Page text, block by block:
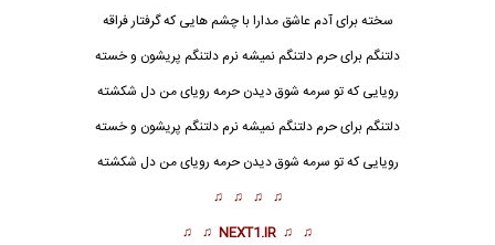
سخته برای آدم عاشق مدارا با چشم هایی که گرفتار فراقه
دلتنگم برای حرم دلتنگم نمیشه نرم دلتنگم پریشون و خسته
رویایی که تو سرمه شوق دیدن حرمه رویای من دل شکشته
دلتنگم برای حرم دلتنگم نمیشه نرم دلتنگم پریشون و خسته
رویایی که تو سرمه شوق دیدن حرمه رویای من دل شکشته
♫ ♫ ♫ ♫
♫ ♫
NEXT1.IR
♫ ♫